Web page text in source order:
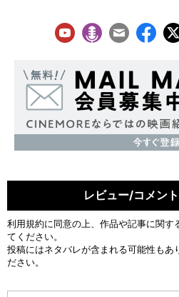
レビュー/コメン
利用規約に同意の上、作品や記事に関す
てください。
投稿にはネタバレが含まれる可能性もあ
ださい。